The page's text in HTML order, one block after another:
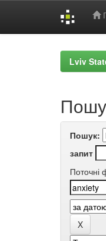
Lviv
Пошук:
запит
Поточні